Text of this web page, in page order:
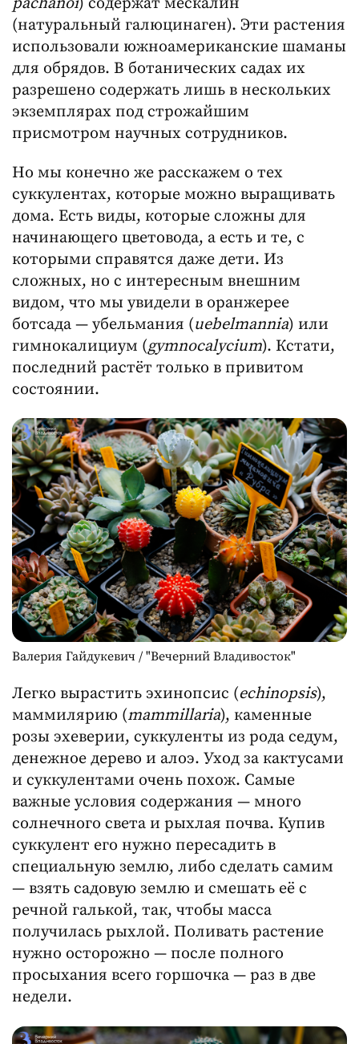
(натуральный галюцинаген). Эти растения
использовали южноамериканские шаманы
для обрядов. В ботанических садах их
разрешено содержать лишь в нескольких
экземплярах под строжайшим
присмотром научных сотрудников.
Но мы конечно же расскажем о тех
суккулентах, которые можно выращивать
дома. Есть виды, которые сложны для
начинающего цветовода, а есть и те, с
которыми справятся даже дети. Из
сложных, но с интересным внешним
видом, что мы увидели в оранжерее
ботсада — убельмания (uebelmannia) или
гимнокалициум (gymnocalycium). Кстати,
последний растёт только в привитом
состоянии.
Валерия Гайдукевич / "Вечерний Владивосток"
Легко вырастить эхинопсис (echinopsis),
маммилярию (mammillaria), каменные
розы эхеверии, суккуленты из рода седум,
денежное дерево и алоэ. Уход за кактусами
и суккулентами очень похож. Самые
важные условия содержания — много
солнечного света и рыхлая почва. Купив
суккулент его нужно пересадить в
специальную землю, либо сделать самим
— взять садовую землю и смешать её с
речной галькой, так, чтобы масса
получилась рыхлой. Поливать растение
нужно осторожно — после полного
просыхания всего горшочка — раз в две
недели.